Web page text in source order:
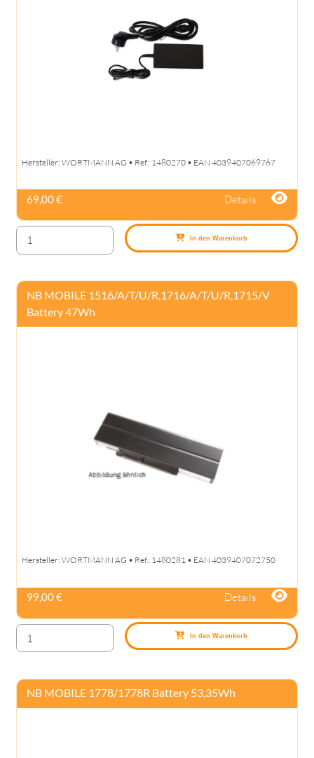
Hersteller: WORTMANN AG • Ref.: 1480270 • EAN 4039407069767
69,00 € Details
In den Warenkorb
NB MOBILE 1516/A/T/U/R,1716/A/T/U/R,1715/V
Battery 47Wh
Hersteller: WORTMANN AG • Ref.: 1480281 • EAN 4039407072750
99,00 € Details
In den Warenkorb
NB MOBILE 1778/1778R Battery 53,35Wh